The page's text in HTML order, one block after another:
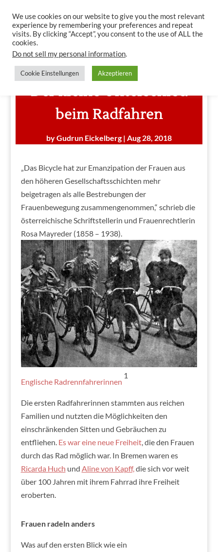
Männer und Frauen –
Der kleine Unterschied
beim Radfahren
byGudrun Eickelberg| Aug 28, 2018
„Das Bicycle hat zur Emanzipation der Frauen aus
den höheren Gesellschaftsschichten mehr
beigetragen als alle Bestrebungen der
Frauenbewegung zusammengenommen,“ schrieb die
österreichische Schriftstellerin und Frauenrechtlerin
Rosa Mayreder (1858 – 1938).
Englische Radrennfahrerinnen
1
Die ersten Radfahrerinnen stammten aus reichen
Familien und nutzten die Möglichkeiten den
einschränkenden Sitten und Gebräuchen zu
entfliehen. Es war eine neue Freiheit, die den Frauen
durch das Rad möglich war. In Bremen waren es
Ricarda Huch und Aline von Kapff, die sich vor weit
über 100 Jahren mit ihrem Fahrrad ihre Freiheit
eroberten.
Frauen radeln anders
Was auf den ersten Blick wie ein
We use cookies on our website to give you the most relevant
experience by remembering your preferences and repeat
visits. By clicking “Accept”, you consent to the use of ALL the
cookies.
Do not sell my personal information.
Cookie Einstellungen Akzeptieren